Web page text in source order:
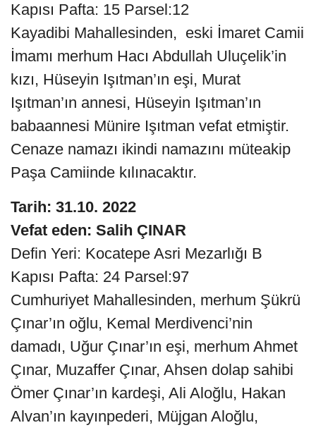
Kapısı Pafta: 15 Parsel:12
Kayadibi Mahallesinden, eski İmaret Camii
İmamı merhum Hacı Abdullah Uluçelik’in
kızı, Hüseyin Işıtman’ın eşi, Murat
Işıtman’ın annesi, Hüseyin Işıtman’ın
babaannesi Münire Işıtman vefat etmiştir.
Cenaze namazı ikindi namazını müteakip
Paşa Camiinde kılınacaktır.
Tarih: 31.10. 2022
Vefat eden: Salih ÇINAR
Defin Yeri: Kocatepe Asri Mezarlığı B
Kapısı Pafta: 24 Parsel:97
Cumhuriyet Mahallesinden, merhum Şükrü
Çınar’ın oğlu, Kemal Merdivenci’nin
damadı, Uğur Çınar’ın eşi, merhum Ahmet
Çınar, Muzaffer Çınar, Ahsen dolap sahibi
Ömer Çınar’ın kardeşi, Ali Aloğlu, Hakan
Alvan’ın kayınpederi, Müjgan Aloğlu,